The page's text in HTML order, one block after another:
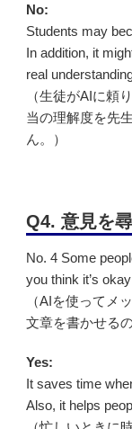
No:
Students may
In addition, it
real
（生徒がAIに頼
当の理解度を先
ん。）
Q4. 意見を
No. 4 Some
you think it’s
（AIを使ってメ
文章を書かせる
Yes:
It saves time
Also, it helps